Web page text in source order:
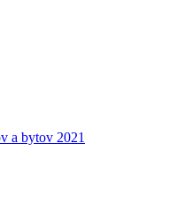
a bytov 2021